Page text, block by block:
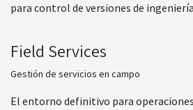
para control de versiones de
Field Services
Gestión de servicios en campo
El entorno definitivo para